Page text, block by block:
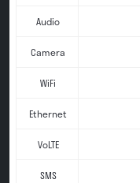
Audio
Camera
WiFi
Ethernet
VoLTE
SMS